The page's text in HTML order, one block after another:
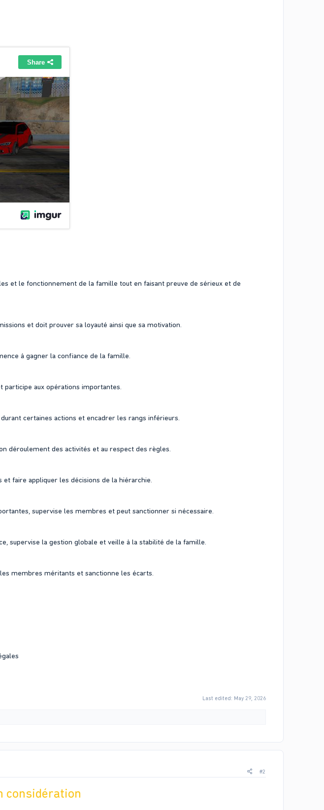
et le fonctionnement de la famille tout en faisant preuve de sérieux et de
et doit prouver sa loyauté ainsi que sa motivation.
à gagner la confiance de la famille.
participe aux opérations importantes.
certaines actions et encadrer les rangs inférieurs.
déroulement des activités et au respect des règles.
faire appliquer les décisions de la hiérarchie.
supervise les membres et peut sanctionner si nécessaire.
supervise la gestion globale et veille à la stabilité de la famille.
membres méritants et sanctionne les écarts.
Last edited: May 29, 2026
#2
considération